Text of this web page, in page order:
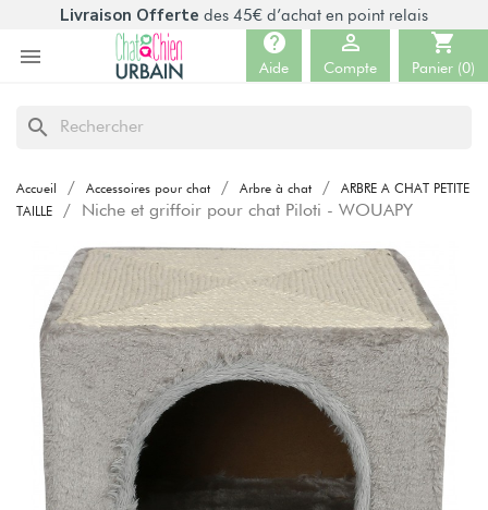
Livraison Offerte des 45€ d’achat en point relais

shopping_cart
Panier (0)
help
Aide

Compte
search
Accueil Accessoires pour chat Arbre à chat
ARBRE A CHAT PETITE
TAILLE
Niche et griffoir pour chat Piloti - WOUAPY